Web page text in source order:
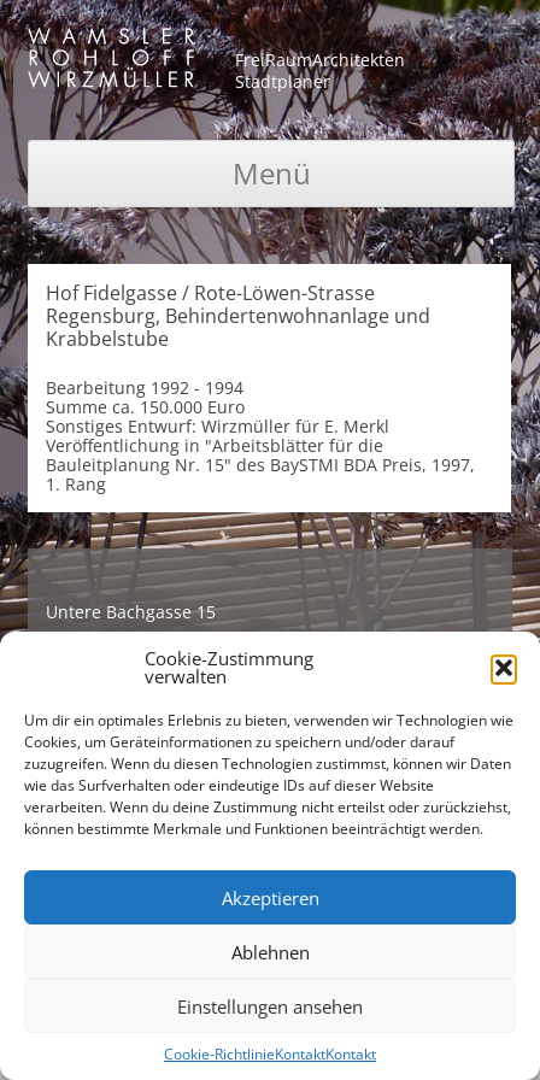
Cookie-Zustimmung
verwalten
Um dir ein optimales Erlebnis zu bieten, verwenden wir Technologien wie
Cookies, um Geräteinformationen zu speichern und/oder darauf
zuzugreifen. Wenn du diesen Technologien zustimmst, können wir Daten
wie das Surfverhalten oder eindeutige IDs auf dieser Website
verarbeiten. Wenn du deine Zustimmung nicht erteilst oder zurückziehst,
können bestimmte Merkmale und Funktionen beeinträchtigt werden.
Akzeptieren
Ablehnen
Einstellungen ansehen
Cookie-RichtlinieKontaktKontakt
FreiRaumArchitekten
Stadtplaner
Menü
Zum Inhalt springen
Hof Fidelgasse / Rote-Löwen-Strasse
Regensburg, Behindertenwohnanlage und
Krabbelstube
Bearbeitung 1992 - 1994
Summe ca. 150.000 Euro
Sonstiges Entwurf: Wirzmüller für E. Merkl
Veröffentlichung in "Arbeitsblätter für die
Bauleitplanung Nr. 15" des BaySTMI BDA Preis, 1997,
1. Rang
Untere Bachgasse 15
Tel +49 (0)941 565745
Fax +49 (0)941 56712301
buero@freiraumarchitekten.com
Suchen